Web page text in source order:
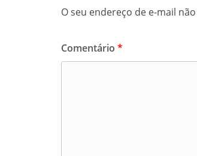
O seu endereço de e-mail
Comentário *